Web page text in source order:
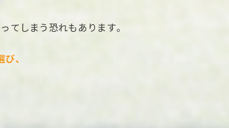
てしまう恐れもあります。
、